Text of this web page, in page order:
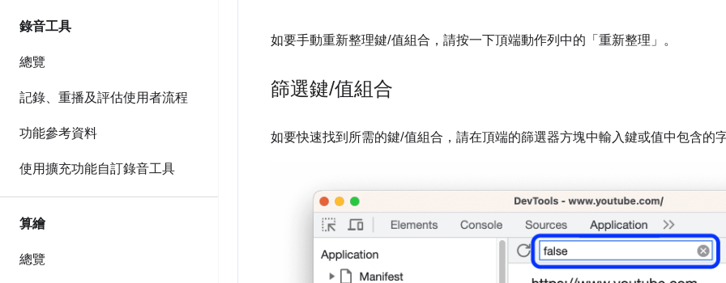
錄音工具
總覽
記錄、重播及評估使用者流程
功能參考資料
使用擴充功能自訂錄音工具
算繪
總覽
如要手動重新整理鍵/值組合，請按一下頂端動作列中的「重新整理」 。
篩選鍵/值組合
如要快速找到所需的鍵/值組合，請在頂端的篩選器方塊中輸入鍵或值中包含的